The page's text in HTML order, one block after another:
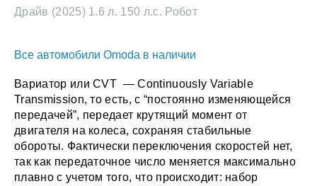
Драйв (2025) 1.6 л. 150 л.с. Робот
Все автомобили Omoda в наличии
Вариатор или CVT — Continuously Variable
Transmission, то есть, с “постоянно изменяющейся
передачей”, передает крутящий момент от
двигателя на колеса, сохраняя стабильные
обороты. Фактически переключения скоростей нет,
так как передаточное число меняется максимально
плавно с учетом того, что происходит: набор